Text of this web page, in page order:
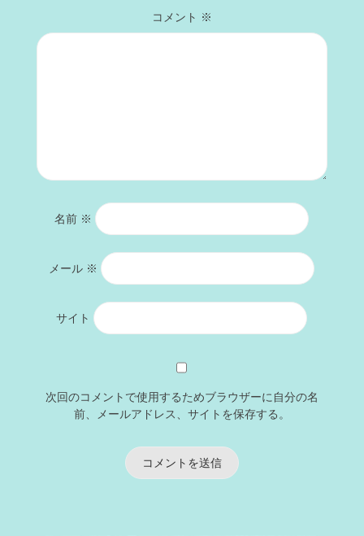
コメント ※
名前 ※
メール ※
サイト
次回のコメントで使用するためブラウザーに自分の名
前、メールアドレス、サイトを保存する。